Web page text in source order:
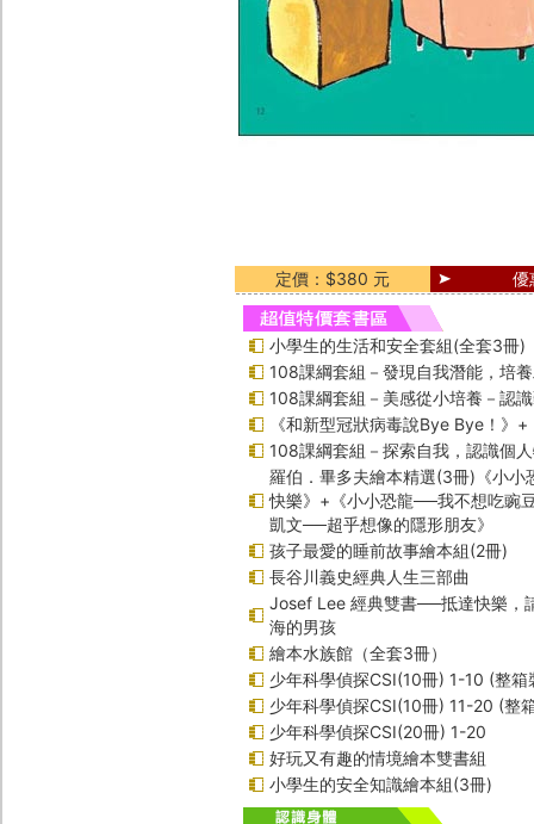
定價：$380 元 優
小學生的生活和安全套組(全套3冊)
108課綱套組－發現自我潛能，培
108課綱套組－美感從小培養－認
《和新型冠狀病毒說Bye Bye！》
108課綱套組－探索自我，認識個
羅伯．畢多夫繪本精選(3冊)《小
快樂》+《小小恐龍──我不想吃豌
凱文──超乎想像的隱形朋友》
孩子最愛的睡前故事繪本組(2冊)
長谷川義史經典人生三部曲
Josef Lee 經典雙書──抵達快樂，
海的男孩
繪本水族館（全套3冊）
少年科學偵探CSI(10冊) 1-10 (整箱
少年科學偵探CSI(10冊) 11-20 (整
少年科學偵探CSI(20冊) 1-20
好玩又有趣的情境繪本雙書組
小學生的安全知識繪本組(3冊)